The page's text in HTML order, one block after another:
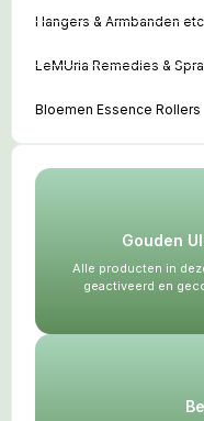
Hangers & Armbanden etc
LeMUria Remedies &
Bloemen Essence Rollers
Gouden
Alle producten in
geactiveerd en